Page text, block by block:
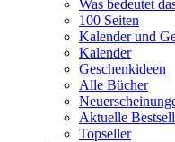
Was bedeutet
100 Seiten
Kalender und
Kalender
Geschenkideen
Alle Bücher
Aktuelle
Topseller